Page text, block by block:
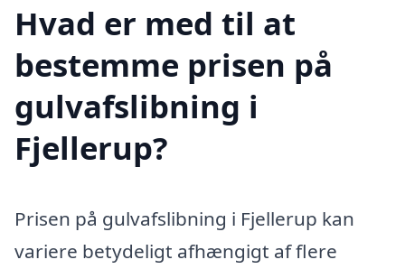
Hvad er med til at
bestemme prisen på
gulvafslibning i
Fjellerup?
Prisen på gulvafslibning i Fjellerup kan
variere betydeligt afhængigt af flere